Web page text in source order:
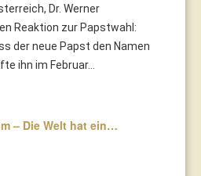
Dr. Werner
Reaktion zur Papstwahl:
der neue Papst den Namen
ihn im Februar...
– Die Welt hat ein…